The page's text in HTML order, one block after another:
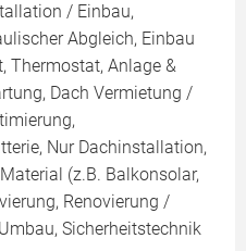
/ Einbau,
Abgleich, Einbau
Thermostat, Anlage &
Dach Vermietung /
Nur Dachinstallation,
(z.B. Balkonsolar,
Renovierung /
Sicherheitstechnik